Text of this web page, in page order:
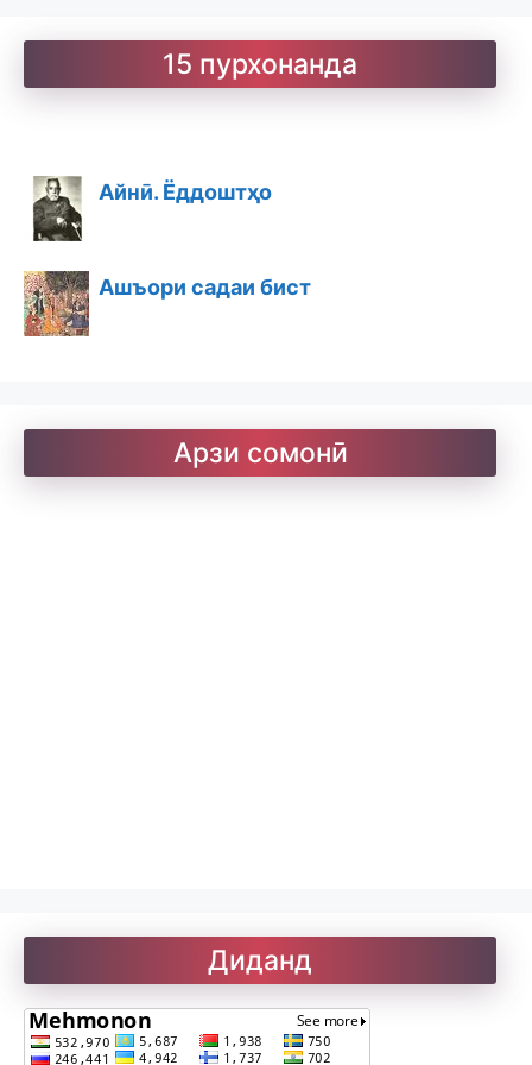
15 пурхонанда
Айнӣ. Ёддоштҳо
Барои хатмкунанда
Арзи сомонӣ
Диданд